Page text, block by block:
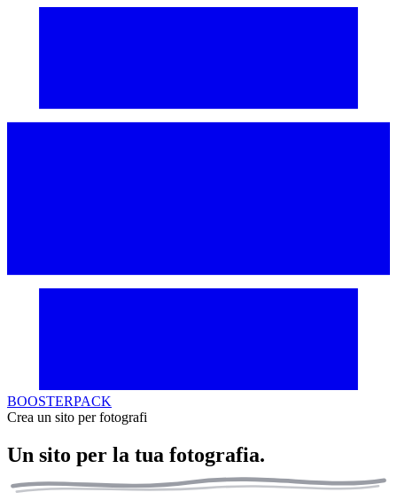
BOOSTERPACK
Crea un sito per fotografi
Un sito per la tua fotografia.